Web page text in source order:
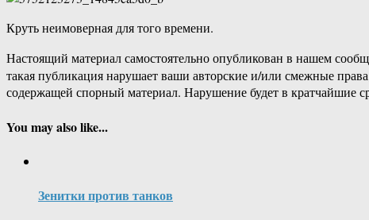
Круть неимоверная для того времени.
Настоящий материал самостоятельно опубликован в нашем
такая публикация нарушает ваши авторские и/или смежные
содержащей спорный материал. Нарушение будет в кратчайшие
You may also like...
Зенитки против танков